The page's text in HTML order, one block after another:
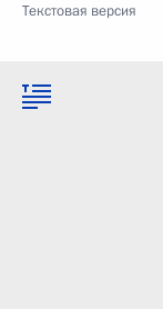
Текстовая версия